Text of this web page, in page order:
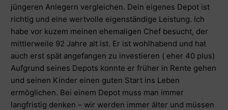
jüngeren Anlegern vergleichen. Dein eigenes Depot ist
richtig und eine wertvolle eigenständige Leistung. Ich
habe vor kuzem meinen ehemaligen Chef besucht, der
mittlerweile 92 Jahre alt ist. Er ist wohlhabend und hat
auch erst spät angefangen zu investieren ( eher 40 plus)
Aufgrund seines Depots konnte er früher in Rente gehen
und seinen Kinder einen guten Start ins Leben
ermöglichen. Bei einem Depot muss man immer
langfristig denken – wir werden immer älter und müssen